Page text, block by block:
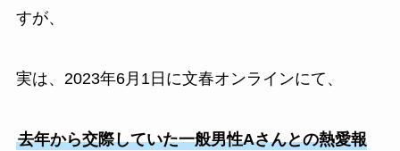
すが、
実は、2023年6月1日に文春オンラインにて、
去年から交際していた一般男性Aさんとの熱愛報